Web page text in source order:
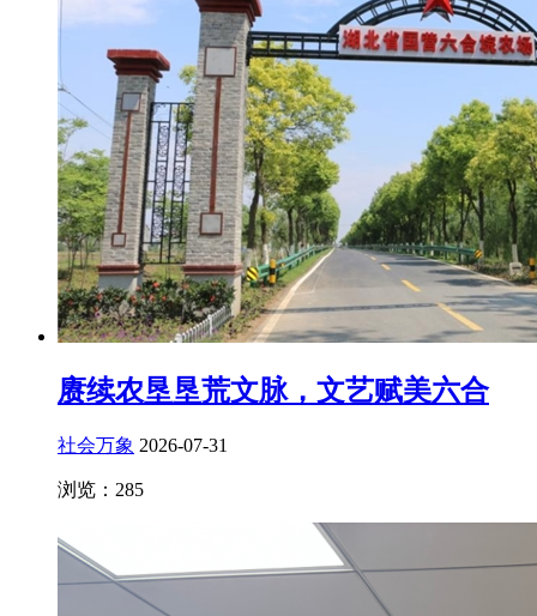
赓续农垦垦荒文脉，文艺赋美六合
社会万象 2026-07-31
浏览：285